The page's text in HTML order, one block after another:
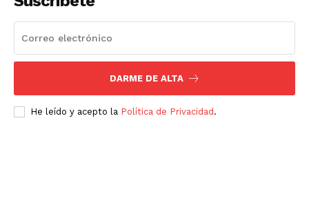
DARME DE ALTA
He leído y acepto la Política de Privacidad .